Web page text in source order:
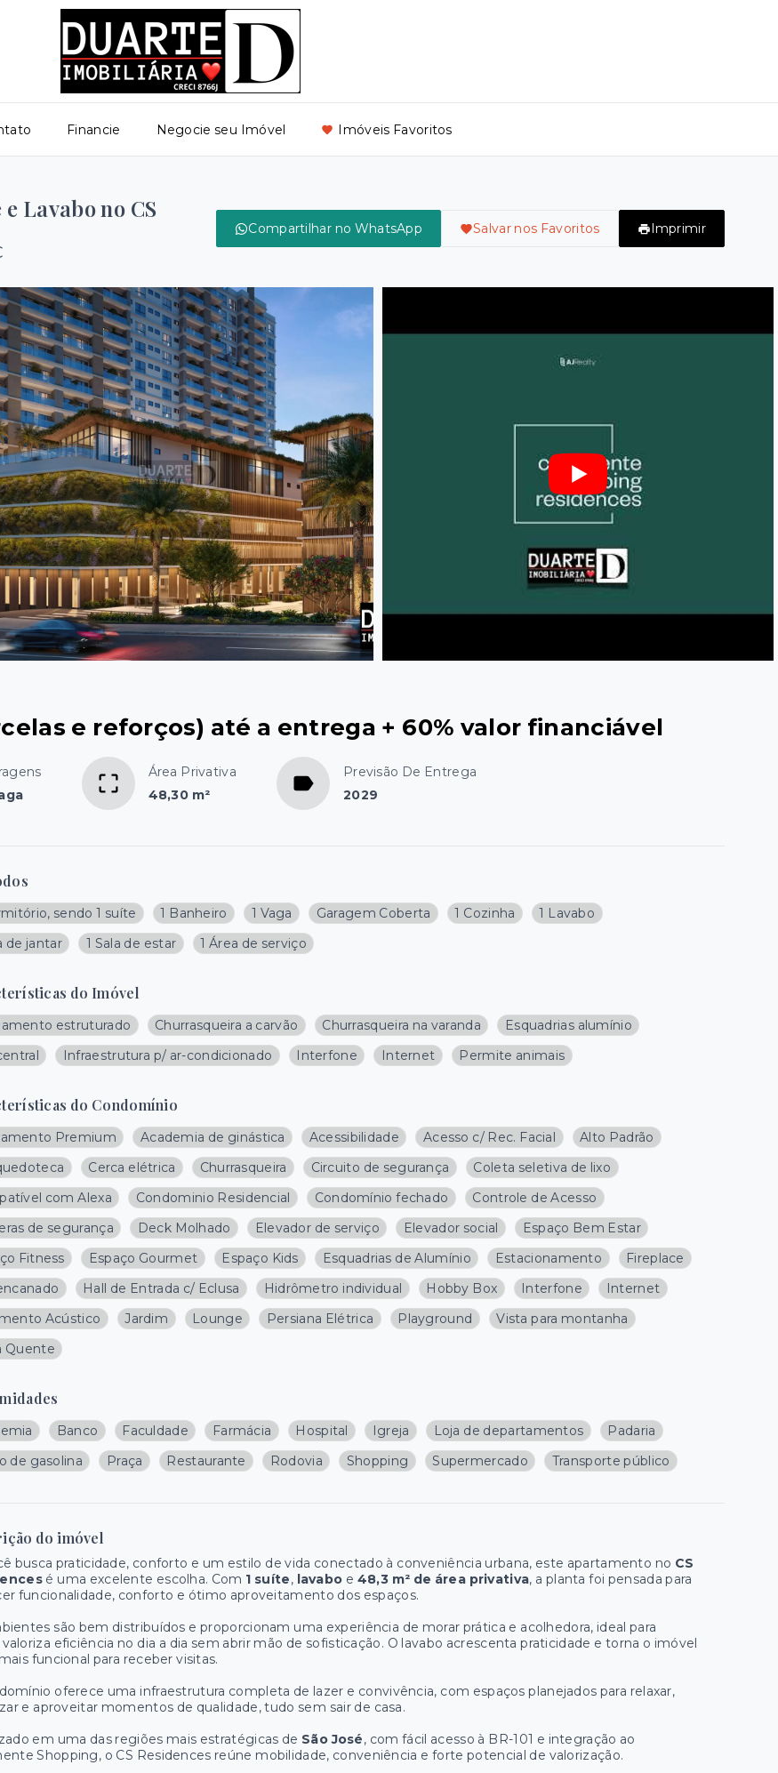
Financie Negocie seu Imóvel Imóveis Favoritos
Lavabo no CS
Compartilhar no WhatsApp Salvar nos Favoritos Imprimir
e reforços) até a entrega + 60% valor financiável
Área Privativa
48,30 m²
Previsão De Entrega
2029
sendo 1 suíte 1 Banheiro 1 Vaga Garagem Coberta 1 Cozinha
1 Lavabo
de jantar
1 Sala de estar 1 Área de serviço
do Imóvel
estruturado Churrasqueira a carvão Churrasqueira na varanda
Esquadrias alumínio
Infraestrutura p/ ar-condicionado Interfone Internet Permite animais
do Condomínio
Premium Academia de ginástica Acessibilidade Acesso c/ Rec. Facial
Alto Padrão
Cerca elétrica Churrasqueira Circuito de segurança
Coleta seletiva de lixo
com Alexa
Condominio Residencial Condomínio fechado
Controle de Acesso
de segurança
Deck Molhado Elevador de serviço Elevador social
Espaço Bem Estar
Fitness
Espaço Gourmet Espaço Kids Esquadrias de Alumínio Estacionamento
Fireplace
Hall de Entrada c/ Eclusa Hidrômetro individual Hobby Box Interfone
Internet
Acústico
Jardim Lounge Persiana Elétrica Playground
Vista para montanha
Quente
Banco Faculdade Farmácia Hospital Igreja Loja de departamentos
Padaria
de gasolina
Praça Restaurante Rodovia Shopping Supermercado Transporte público
do imóvel
busca praticidade, conforto e um estilo de vida conectado à conveniência urbana, este apartamento no CS
é uma excelente escolha. Com 1 suíte, lavabo e 48,3 m² de área privativa, a planta foi pensada para
funcionalidade, conforto e ótimo aproveitamento dos espaços.
são bem distribuídos e proporcionam uma experiência de morar prática e acolhedora, ideal para
eficiência no dia a dia sem abrir mão de sofisticação. O lavabo acrescenta praticidade e torna o imóvel
funcional para receber visitas.
oferece uma infraestrutura completa de lazer e convivência, com espaços planejados para relaxar,
e aproveitar momentos de qualidade, tudo sem sair de casa.
em uma das regiões mais estratégicas de São José, com fácil acesso à BR-101 e integração ao
Shopping, o CS Residences reúne mobilidade, conveniência e forte potencial de valorização.